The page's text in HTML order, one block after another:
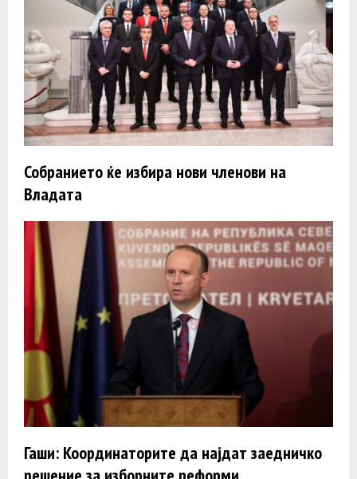
Собранието ќе избира нови членови на
Владата
Гаши: Координаторите да најдат заедничко